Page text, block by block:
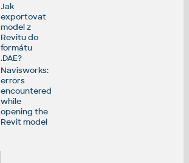
Jak
exportovat
model z
Revitu do
formátu
.DAE?
Navisworks:
errors
encountered
while
opening the
Revit model